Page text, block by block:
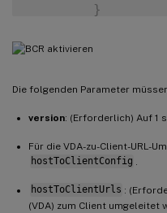
}
}
"https://
"https://
Die folgenden Parameter
version: (Erforderlich) Auf 1
Für die VDA-zu-Client-URL-
hostToClientConfig
hostToClientUrls :
(VDA) zum Client umgeleitet